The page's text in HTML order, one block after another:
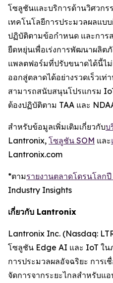
โซลูชันและบริการด้านวิศวก
เทคโนโลยีการประมวลผลแบ
ปฏิบัติตามข้อกำหนด และการ
ยืดหยุ่นเพื่อเร่งการพัฒนาผลิ
แพลตฟอร์มที่ปรับขนาดได้นี้ไม่
ออกสู่ตลาดได้อย่างรวดเร็วเ
สามารถสนับสนุนโปรแกรม
ต้องปฏิบัติตาม TAA และ
สำหรับข้อมูลเพิ่มเติมเกี่ยวกับบ
Lantronix, โซลูชัน SOM และ
Lantronix.com
*ตามรายงานตลาดโดรนโลกปี
Industry Insights
เกี่ยวกับ Lantronix
Lantronix Inc. (Nasdaq:
โซลูชัน Edge AI และ IoT ใ
การประมวลผลอัจฉริยะ การ
จัดการจากระยะไกลสำหรับ